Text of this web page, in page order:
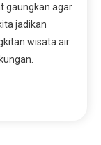
gaungkan agar
jadikan
wisata air